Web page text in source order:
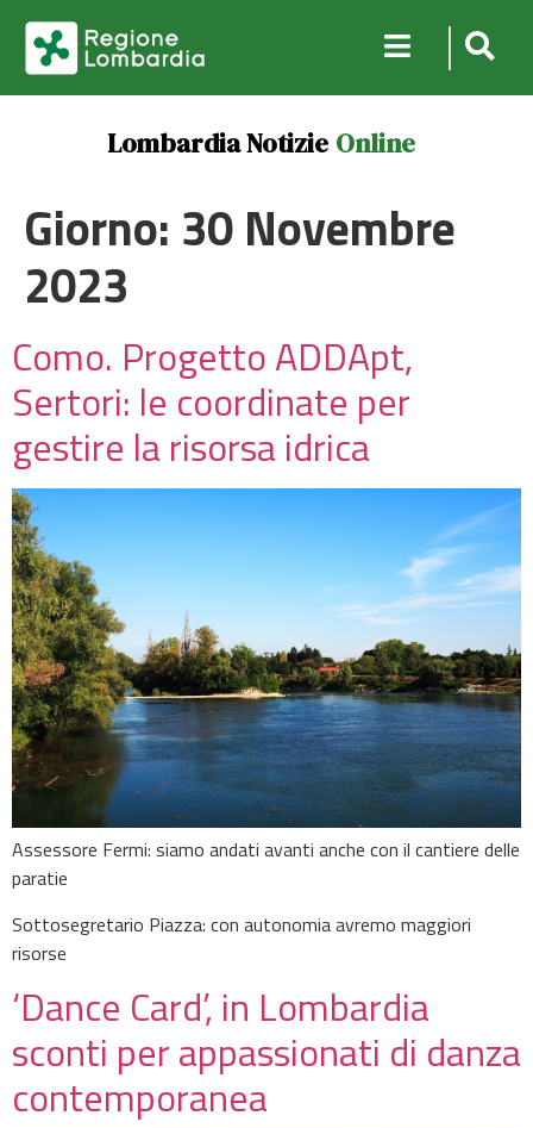
Lombardia Notizie Online
Giorno: 30 Novembre
2023
Como. Progetto ADDApt,
Sertori: le coordinate per
gestire la risorsa idrica
Assessore Fermi: siamo andati avanti anche con il cantiere delle
paratie
Sottosegretario Piazza: con autonomia avremo maggiori
risorse
‘Dance Card’, in Lombardia
sconti per appassionati di danza
contemporanea